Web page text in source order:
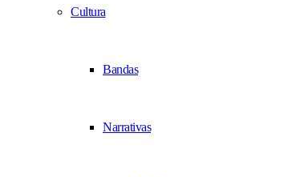
Cultura
Bandas
Narrativas